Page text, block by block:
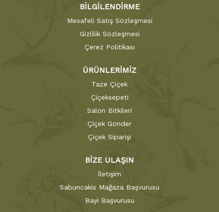
BİLGİLENDİRME
Mesafeli Satış Sözleşmesi
Gizlilik Sözleşmesi
Çerez Politikası
ÜRÜNLERİMİZ
Taze Çiçek
Çiçeksepeti
Salon Bitkileri
Çiçek Gönder
Çiçek Siparişi
BİZE ULAŞIN
İletişim
Sabuncakis Mağaza Başvurusu
Bayi Başvurusu